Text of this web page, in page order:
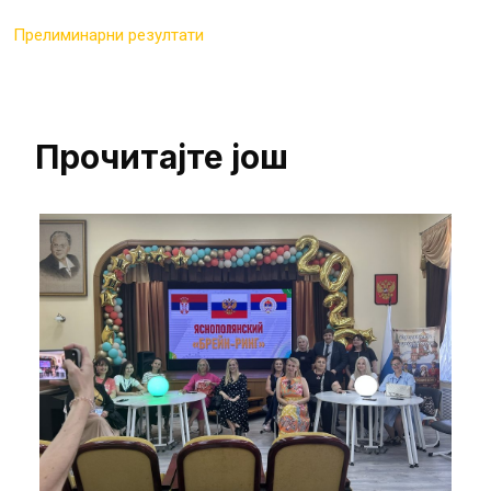
Прелиминарни резултати
Прочитајте још